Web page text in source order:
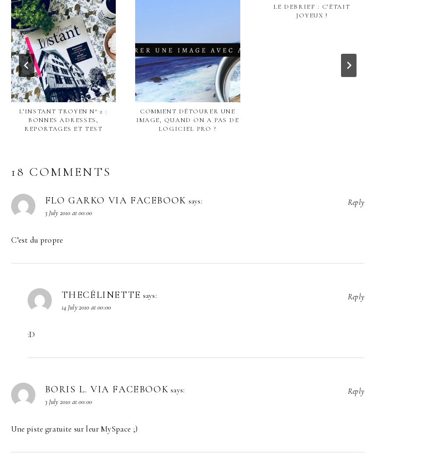
L’INSTANT TROYEN N° 2 :
BONNES ADRESSES,
REPORTAGES ET TEST
COMMENT DÉTOURER UNE
IMAGE, QUAND ON A PAS DE
LOGICIEL PRO ?
LE DEBRIEF : C’ÉTAIT
JOYEUX !
18 COMMENTS
FLO GARKO VIA FACEBOOK says:
3 July 2010 at 00:00
C’est du propre
Reply
THECÉLINETTE says:
14 July 2010 at 00:00
:D
Reply
BORIS L. VIA FACEBOOK says:
3 July 2010 at 00:00
Une piste gratuite sur leur MySpace ;)
Reply